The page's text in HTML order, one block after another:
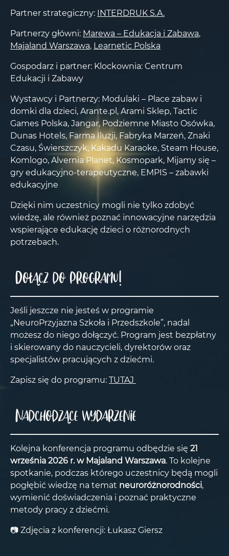
Partner strategiczny: INTERDRUK S.A.
Partnerzy główni: Marewa – Edukacja i Zabawa,
Majaland Warszawa, Learnetic Polska
Gospodarz i partner: Klockownia: Centrum
Edukacji i Zabawy
Wystawcy i Partnerzy: Modulaki – Place zabaw i
domki dla dzieci, Arante.pl, Arami Sklep, Tactic
Games Polska, Jangar, Podziemne Miasto Osówka,
Dunas Hotels, Farma Iluzji, Fabryka Marzeń, Znaki
Czasu, Świerszczyk, Kakadu Karaoke, Steam House,
Komlogo, Alvernia Planet, Kosmopark, Mijamy się –
gry edukacyjno-terapeutyczne, EMPIS – zabawki
edukacyjne
Dzięki nim uczestnicy mogli nie tylko zdobyć
wiedzę, ale również poznać innowacyjne narzędzia
wspierające edukację dzieci o różnorodnych
potrzebach.
Dołącz do programu!
Jeśli jeszcze nie jesteś w programie
„NeuroPrzyjazna Szkoła i Przedszkole”, nadal
możesz do niego dołączyć. Program jest bezpłatny
i skierowany do nauczycieli, dyrektorów oraz
specjalistów pracujących z dziećmi.
Zapisz się do programu: TUTAJ
Nadchodzące wydarzenie
Kolejna konferencja programu odbędzie się 21
września 2026 r. w Majaland Warszawa. To kolejne
spotkanie, podczas którego uczestnicy będą mogli
pogłębić wiedzę na temat neuroróżnorodności,
wymienić doświadczenia i poznać praktyczne
metody pracy z dziećmi.
📷 Zdjęcia z konferencji: Łukasz Giersz